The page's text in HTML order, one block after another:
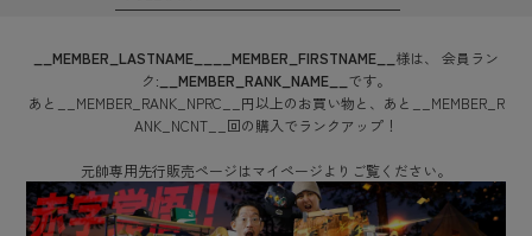
__MEMBER_LASTNAME__ __MEMBER_FIRSTNAME__ 様は、
会員ラン
ク: __MEMBER_RANK_NAME__ です。
あと
__MEMBER_RANK_NPRC__ 円以上のお買い物と、あと
__MEMBER_R
ANK_NCNT__ 回の購入でランクアップ！
元帥専用先行販売ページはマイページよりご覧ください。